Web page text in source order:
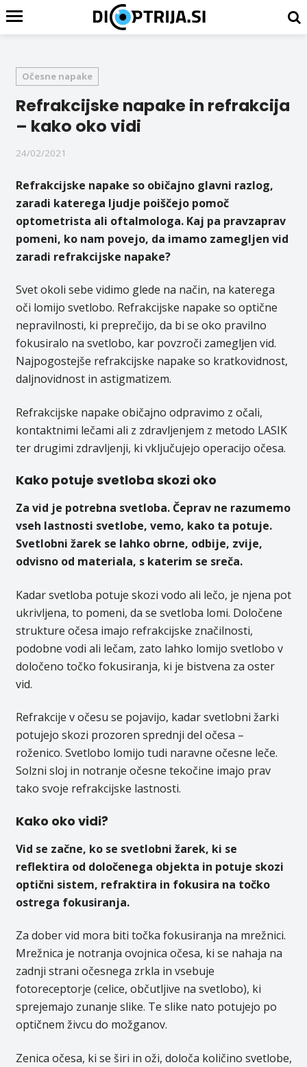
Očesne napake
Refrakcijske napake in refrakcija
– kako oko vidi
24/02/2021
Refrakcijske napake so običajno glavni razlog,
zaradi katerega ljudje poiščejo pomoč
optometrista ali oftalmologa. Kaj pa pravzaprav
pomeni, ko nam povejo, da imamo zamegljen vid
zaradi refrakcijske napake?
Svet okoli sebe vidimo glede na način, na katerega
oči lomijo svetlobo. Refrakcijske napake so optične
nepravilnosti, ki preprečijo, da bi se oko pravilno
fokusiralo na svetlobo, kar povzroči zamegljen vid.
Najpogostejše refrakcijske napake so kratkovidnost,
daljnovidnost in astigmatizem.
Refrakcijske napake običajno odpravimo z očali,
kontaktnimi lečami ali z zdravljenjem z metodo LASIK
ter drugimi zdravljenji, ki vključujejo operacijo očesa.
Kako potuje svetloba skozi oko
Za vid je potrebna svetloba. Čeprav ne razumemo
vseh lastnosti svetlobe, vemo, kako ta potuje.
Svetlobni žarek se lahko obrne, odbije, zvije,
odvisno od materiala, s katerim se sreča.
Kadar svetloba potuje skozi vodo ali lečo, je njena pot
ukrivljena, to pomeni, da se svetloba lomi. Določene
strukture očesa imajo refrakcijske značilnosti,
podobne vodi ali lečam, zato lahko lomijo svetlobo v
določeno točko fokusiranja, ki je bistvena za oster
vid.
Refrakcije v očesu se pojavijo, kadar svetlobni žarki
potujejo skozi prozoren sprednji del očesa –
roženico. Svetlobo lomijo tudi naravne očesne leče.
Solzni sloj in notranje očesne tekočine imajo prav
tako svoje refrakcijske lastnosti.
Kako oko vidi?
Vid se začne, ko se svetlobni žarek, ki se
reflektira od določenega objekta in potuje skozi
optični sistem, refraktira in fokusira na točko
ostrega fokusiranja.
Za dober vid mora biti točka fokusiranja na mrežnici.
Mrežnica je notranja ovojnica očesa, ki se nahaja na
zadnji strani očesnega zrkla in vsebuje
fotoreceptorje (celice, občutljive na svetlobo), ki
sprejemajo zunanje slike. Te slike nato potujejo po
optičnem živcu do možganov.
Zenica očesa, ki se širi in oži, določa količino svetlobe,